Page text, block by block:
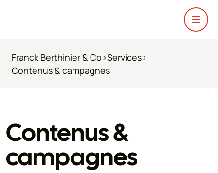
Franck Berthinier & Co>Services>
Contenus & campagnes
Contenus &
campagnes